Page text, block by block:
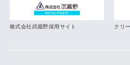
株式会社武蔵野採用サイト クリ